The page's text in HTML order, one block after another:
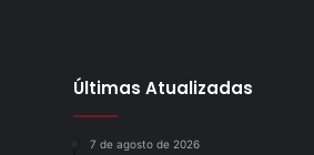
Últimas Atualizadas
7 de agosto de 2026